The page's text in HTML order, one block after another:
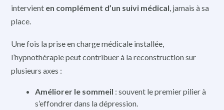
intervient en complément d’un suivi médical, jamais à sa
place.
Une fois la prise en charge médicale installée,
l’hypnothérapie peut contribuer à la reconstruction sur
plusieurs axes :
Améliorer le sommeil : souvent le premier pilier à
s’effondrer dans la dépression.